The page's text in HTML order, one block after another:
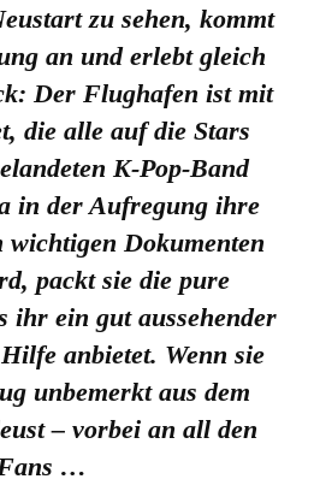
zu sehen, kommt
an und erlebt gleich
Der Flughafen ist mit
die alle auf die Stars
K-Pop-Band
in der Aufregung ihre
wichtigen Dokumenten
packt sie die pure
ihr ein gut aussehender
anbietet. Wenn sie
unbemerkt aus dem
– vorbei an all den
…